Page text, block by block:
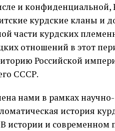
и конфиденциальной,
курдские кланы и
части курдских
отношений в этот
Российской
СССР.
нами в рамках научно­-
история
истории и современном